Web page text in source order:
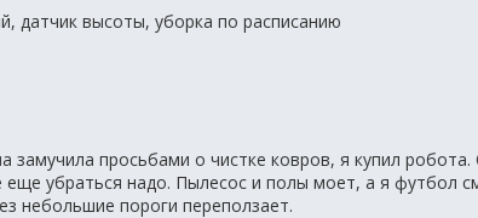
датчик высоты, уборка по расписанию
замучила просьбами о чистке ковров, я купил
еще убраться надо. Пылесос и полы моет, а я футбол
небольшие пороги переползает.